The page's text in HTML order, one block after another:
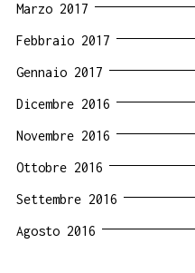
Marzo 2017
Febbraio 2017
Gennaio 2017
Dicembre 2016
Novembre 2016
Ottobre 2016
Settembre 2016
Agosto 2016